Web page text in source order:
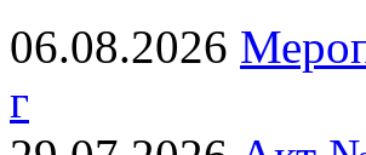
06.08.2026
г